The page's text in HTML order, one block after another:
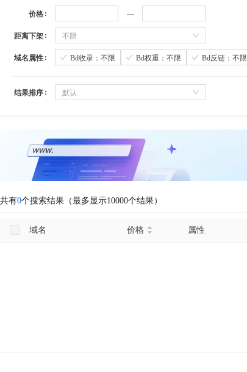
价格
距离下架 不限
域名属性 Bd收录：不限 Bd权重：不限 Bd反链：不限
结果排序 默认
共有0个搜索结果（最多显示10000个结果）
域名 价格 属性